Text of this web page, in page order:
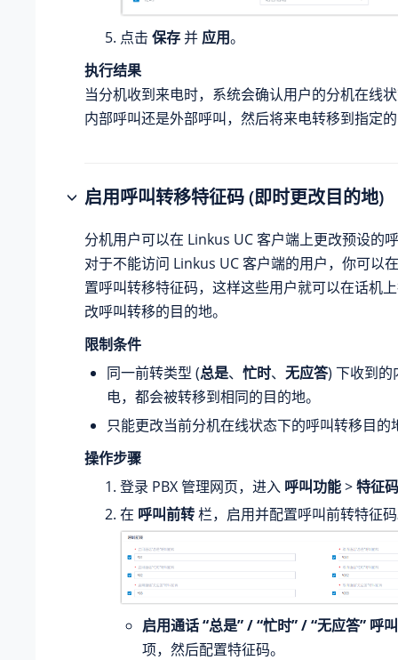
点击 保存并 应用。
执行结果
当分机收到来电时，系统会确认用户的分机在线
内部呼叫还是外部呼叫，然后将来电转移到指定
启用呼叫转移特征码 (即时更改目的地)
分机用户可以在 Linkus UC 客户端上更改预设的
对于不能访问 Linkus UC 客户端的用户，你可以
置呼叫转移特征码，这样这些用户就可以在话机
改呼叫转移的目的地。
限制条件
同一前转类型 (总是、 忙时、 无应答) 下收到的
电，都会被转移到相同的目的地。
只能更改当前分机在线状态下的呼叫转移目的
操作步骤
登录 PBX 管理网页，进入 呼叫功能>特征码
在 呼叫前转栏，启用并配置呼叫前转特征
启用通话 “总是” / “忙时” / “无应答” 呼
项，然后配置特征码。